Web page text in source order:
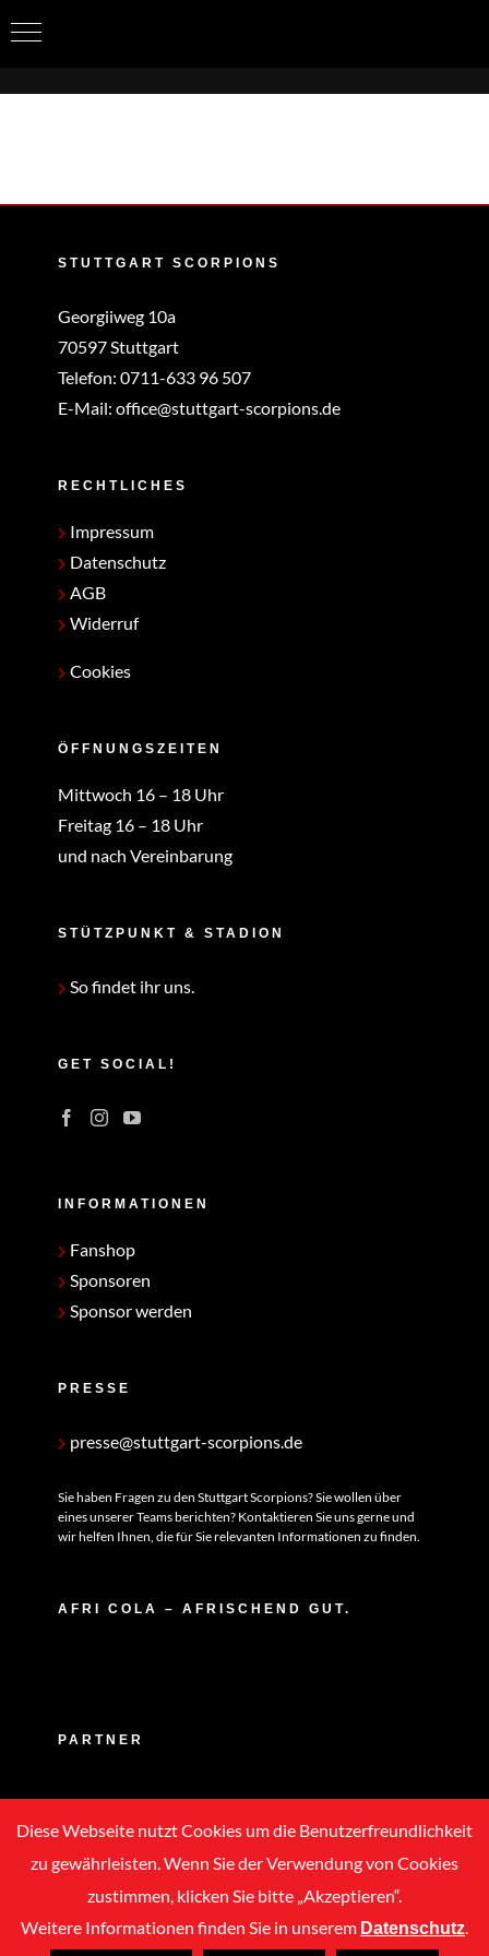
STUTTGART SCORPIONS
Georgiiweg 10a
70597 Stuttgart
Telefon: 0711-633 96 507
E-Mail: office@stuttgart-scorpions.de
RECHTLICHES
Impressum
Datenschutz
AGB
Widerruf
Cookies
ÖFFNUNGSZEITEN
Mittwoch 16 – 18 Uhr
Freitag 16 – 18 Uhr
und nach Vereinbarung
STÜTZPUNKT & STADION
So findet ihr uns.
GET SOCIAL!
INFORMATIONEN
Fanshop
Sponsoren
Sponsor werden
PRESSE
presse@stuttgart-scorpions.de
Sie haben Fragen zu den Stuttgart Scorpions? Sie wollen über
eines unserer Teams berichten? Kontaktieren Sie uns gerne und
wir helfen Ihnen, die für Sie relevanten Informationen zu finden.
AFRI COLA – AFRISCHEND GUT.
PARTNER
Diese Webseite nutzt Cookies um die Benutzerfreundlichkeit
zu gewährleisten. Wenn Sie der Verwendung von Cookies
zustimmen, klicken Sie bitte „Akzeptieren“.
Weitere Informationen finden Sie in unserem Datenschutz.